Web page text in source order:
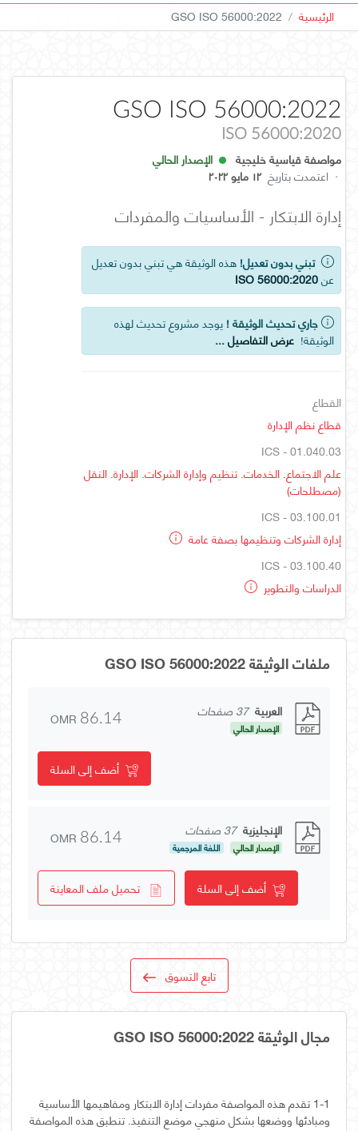
الرئيسية GSO ISO 56000:2022
GSO ISO 56000:2022
ISO 56000:2020
مواصفة قياسية خليجية
الإصدار الحالي
· اعتمدت بتاريخ ١٢ مايو ٢٠٢٢
إدارة الابتكار - الأساسيات والمفردات
تبني بدون تعديل! هذه الوثيقة هي تبني بدون تعديل
عنISO 56000:2020
جاري تحديث الوثيقة ! يوجد مشروع تحديث لهذه
الوثيقة! عرض التفاصيل ...
القطاع
قطاع نظم الإدارة
ICS - 01.040.03
علم الاجتماع. الخدمات. تنظيم وإدارة الشركات. الإدارة. النقل
(مصطلحات)
ICS - 03.100.01
إدارة الشركات وتنظيمها بصفة عامة
ICS - 03.100.40
الدراسات والتطوير
ملفات الوثيقة GSO ISO 56000:2022
العربية 37 صفحات
الإصدار الحالي OMR 86.14
أضف إلى السلة
الإنجليزية 37 صفحات
الإصدار الحالي اللغة المرجعية OMR 86.14
أضف إلى السلة تحميل ملف المعاينة
تابع التسوق
مجال الوثيقة GSO ISO 56000:2022
1-1 تقدم هذه المواصفة مفردات إدارة الابتكار ومفاهيمها الأساسية
ومبادئها ووضعها بشكل منهجي موضع التنفيذ. تنطبق هذه المواصفة